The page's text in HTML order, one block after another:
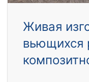
Живая
вьющихся